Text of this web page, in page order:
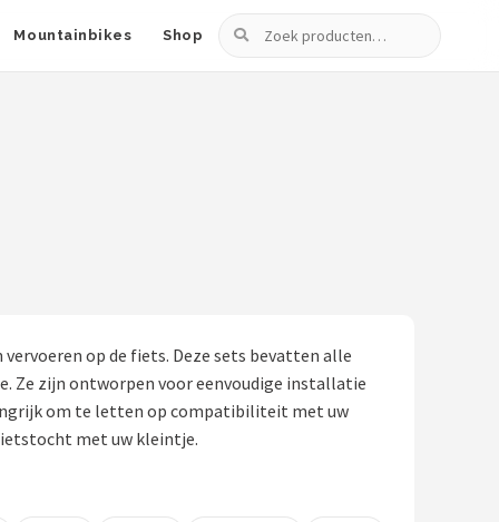
Mountainbikes Shop
Zoeken
op de fiets. Deze sets bevatten alle
Ze zijn ontworpen voor eenvoudige installatie
om te letten op compatibiliteit met uw
met uw kleintje.